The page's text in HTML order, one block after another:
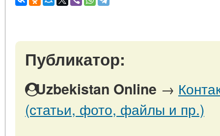
Публикатор:
Uzbekistan Online →
(статьи, фото, файлы и пр.)